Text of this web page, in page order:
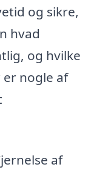
og sikre,
hvad
og hvilke
nogle af
af